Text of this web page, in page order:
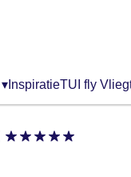
▾ InspiratieTUI fly